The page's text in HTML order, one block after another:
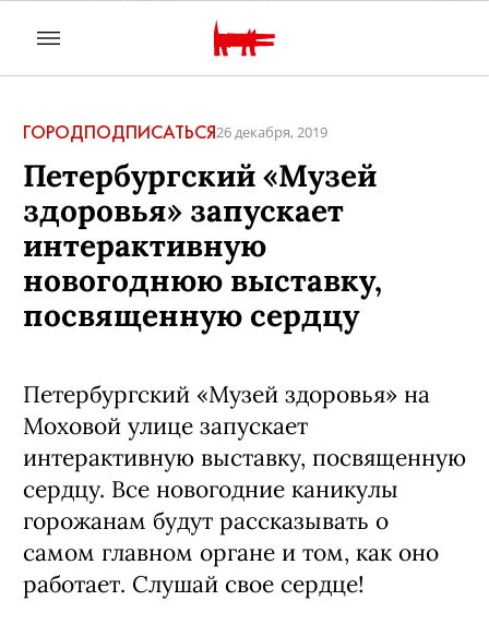
ГОРОДПОДПИСАТЬСЯ26 декабря, 2019
Петербургский «Музей
здоровья» запускает
интерактивную
новогоднюю выставку,
посвященную сердцу
Петербургский «Музей здоровья» на
Моховой улице запускает
интерактивную выставку, посвященную
сердцу. Все новогодние каникулы
горожанам будут рассказывать о
самом главном органе и том, как оно
работает. Слушай свое сердце!